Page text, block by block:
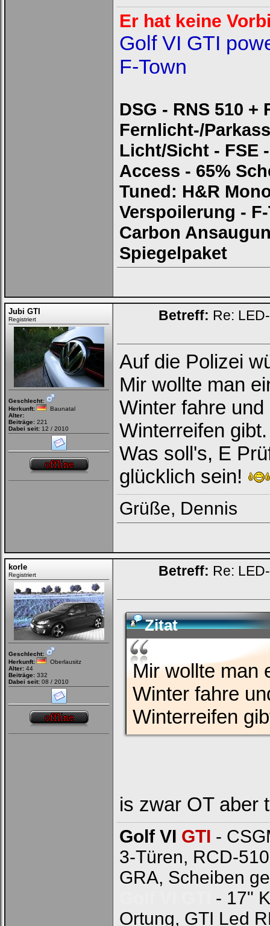
Er hat keine
Golf VI GTI
F-Town
DSG - RNS 510
Fernlicht-/
Licht/Sicht - FSE
Access - 65%
Tuned: H&R
Verspoilerung -
Carbon
Spiegelpaket
Jubi GTI
Registriert
Geschlecht:
Herkunft:
Baunatal
Alter:
Beiträge: 221
Dabei seit: 12 / 2010
Betreff: Re:
Auf die Polizei
Mir wollte man
Winter fahre
Winterreifen
Was soll's, E
glücklich sein!
Grüße, Dennis
korle
Registriert
Geschlecht:
Herkunft:
Oberlausitz
Alter: 44
Beiträge: 332
Dabei seit: 08 / 2010
Betreff: Re:
Zitat
Mir wollte man
Winter fahre
Winterreifen
is zwar OT aber
Golf VI GTI -
3-Türen, RCD-
GRA, Scheiben
- 17"
Ortung, GTI Led